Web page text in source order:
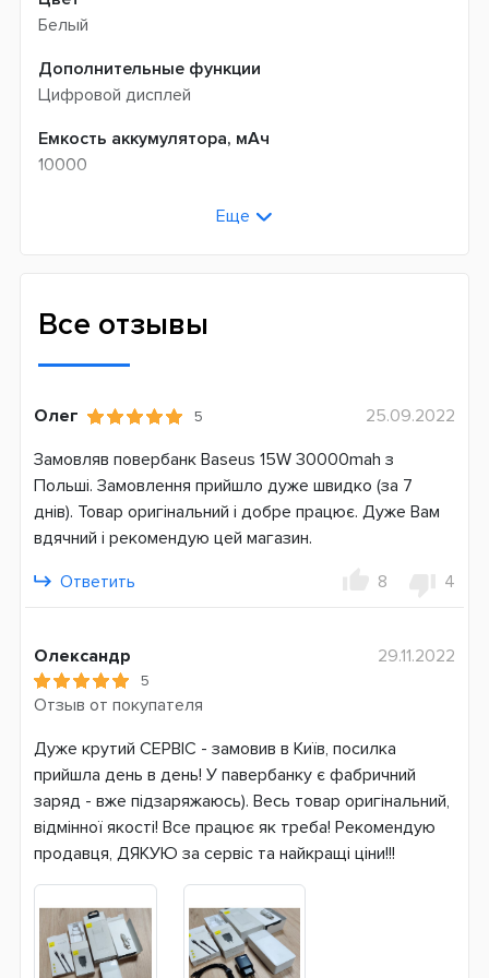
Белый
Дополнительные функции
Цифровой дисплей
Емкость аккумулятора, мАч
10000
microUSB
Быстрая зарядка устройств
Qualcomm Quick Charge 3.0
Зарядка батареи
USB Type-C
Нет
Вес
Тип аккумулятора
Li-Pol
Страна производитель
Гарантия
3 месяца
Еще
Все отзывы
Олег 5
25.09.2022
Замовляв повербанк Baseus 15W 30000mah з
Польші. Замовлення прийшло дуже швидко (за 7
днів). Товар оригінальний і добре працює. Дуже Вам
вдячний і рекомендую цей магазин.
Ответить
8 4
Олександр
5
Отзыв от покупателя
29.11.2022
Дуже крутий СЕРВІС - замовив в Київ, посилка
прийшла день в день! У павербанку є фабричний
заряд - вже підзаряжаюсь). Весь товар оригінальний,
відмінної якості! Все працює як треба! Рекомендую
продавця, ДЯКУЮ за сервіс та найкращі ціни!!!